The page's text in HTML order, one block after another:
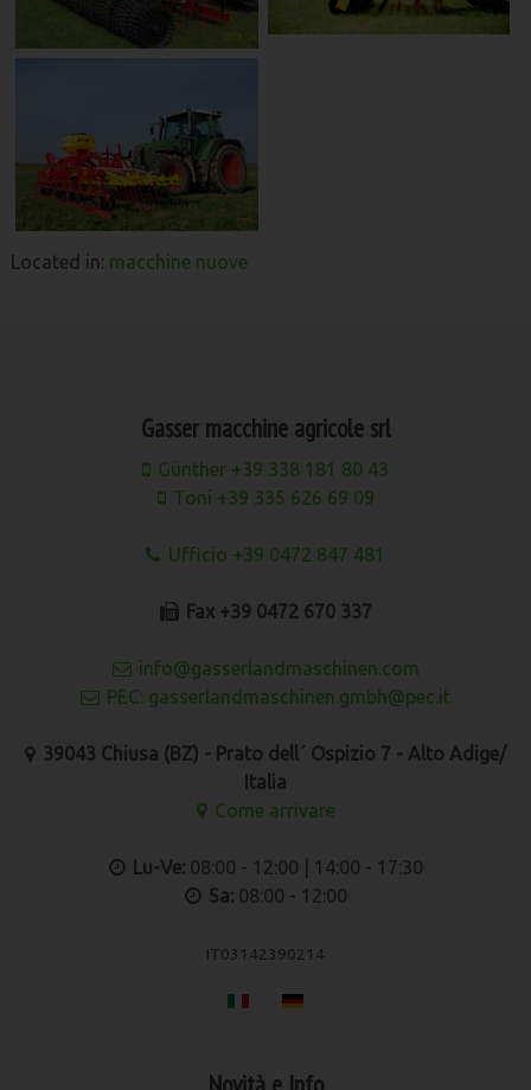
Located in: macchine nuove
Gasser macchine agricole srl
Günther +39 338 181 80 43
Toni +39 335 626 69 09
Ufficio +39 0472 847 481
Fax +39 0472 670 337
info@gasserlandmaschinen.com
PEC: gasserlandmaschinen.gmbh@pec.it
39043 Chiusa (BZ) - Prato dell´ Ospizio 7 - Alto Adige/
Italia
Come arrivare
Lu-Ve:08:00 - 12:00 | 14:00 - 17:30
Sa:08:00 - 12:00
IT03142390214